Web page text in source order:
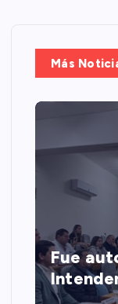
Más
Fue